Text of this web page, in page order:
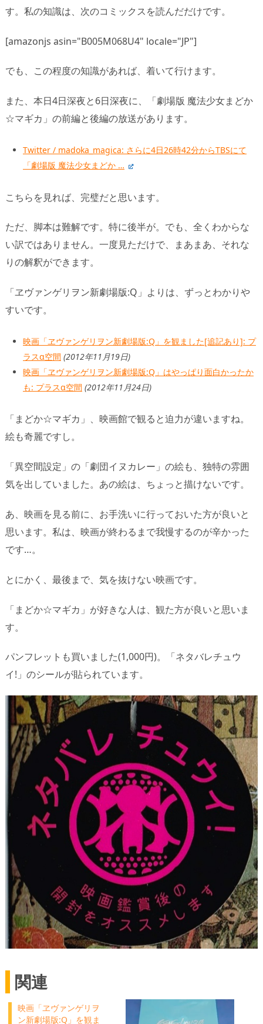
す。私の知識は、次のコミックスを読んだだけです。
[amazonjs asin="B005M068U4" locale="JP"]
でも、この程度の知識があれば、着いて行けます。
また、本日4日深夜と6日深夜に、「劇場版 魔法少女まどか
☆マギカ」の前編と後編の放送があります。
Twitter / madoka_magica: さらに4日26時42分からTBSにて
「劇場版 魔法少女まどか …
こちらを見れば、完璧だと思います。
ただ、脚本は難解です。特に後半が。でも、全くわからな
い訳ではありません。一度見ただけで、まあまあ、それな
りの解釈ができます。
「ヱヴァンゲリヲン新劇場版:Q」よりは、ずっとわかりや
すいです。
映画「ヱヴァンゲリヲン新劇場版:Q」を観ました[追記あり]: プ
ラスα空間 (2012年11月19日)
映画「ヱヴァンゲリヲン新劇場版:Q」はやっぱり面白かったか
も: プラスα空間 (2012年11月24日)
「まどか☆マギカ」、映画館で観ると迫力が違いますね。
絵も奇麗ですし。
「異空間設定」の「劇団イヌカレー」の絵も、独特の雰囲
気を出していました。あの絵は、ちょっと描けないです。
あ、映画を見る前に、お手洗いに行っておいた方が良いと
思います。私は、映画が終わるまで我慢するのが辛かった
です…。
とにかく、最後まで、気を抜けない映画です。
「まどか☆マギカ」が好きな人は、観た方が良いと思いま
す。
パンフレットも買いました(1,000円)。「ネタバレチュウ
イ!」のシールが貼られています。
関連
映画「ヱヴァンゲリヲ
ン新劇場版:Q」を観ま